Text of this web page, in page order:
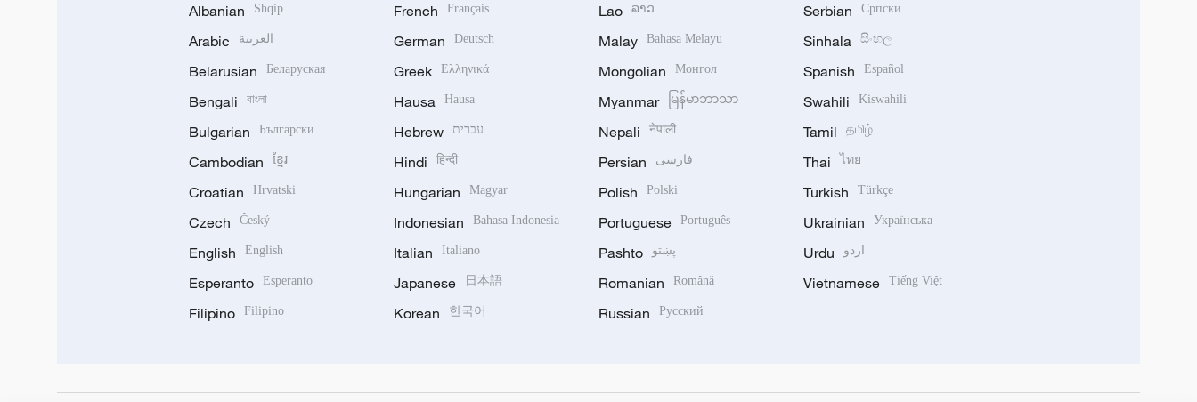
Albanian Shqip
Arabic العربية
Belarusian Беларуская
Bengali বাংলা
Bulgarian Български
Cambodian ខ្មែរ
Croatian Hrvatski
Czech Český
English English
Esperanto Esperanto
Filipino Filipino
French Français
German Deutsch
Greek Ελληνικά
Hausa Hausa
Hebrew עברית
Hindi हिन्दी
Hungarian Magyar
Indonesian Bahasa Indonesia
Italian Italiano
Japanese 日本語
Korean 한국어
Lao ລາວ
Malay Bahasa Melayu
Mongolian Монгол
Myanmar မြန်မာဘာသာ
Nepali नेपाली
Persian فارسی
Polish Polski
Portuguese Português
Pashto پښتو
Romanian Română
Russian Русский
Serbian Српски
Sinhala සිංහල
Spanish Español
Swahili Kiswahili
Tamil தமிழ்
Thai ไทย
Turkish Türkçe
Ukrainian Українська
Urdu اردو
Vietnamese Tiếng Việt